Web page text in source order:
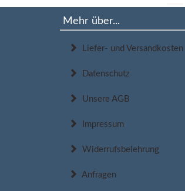
Mehr über...
Liefer- und Versandkosten
Datenschutz
Unsere AGB
Impressum
Widerrufsbelehrung
Anfragen